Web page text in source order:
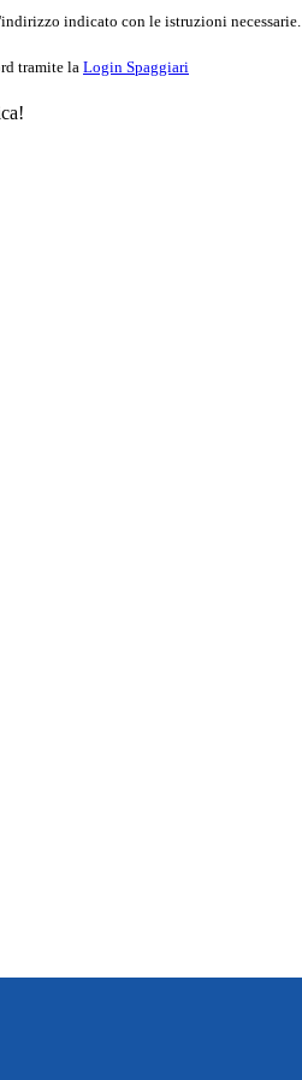
indicato con le istruzioni necessarie.
tramite la Login Spaggiari